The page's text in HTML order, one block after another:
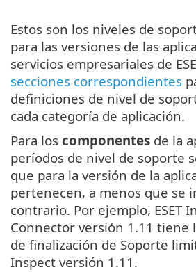
Estos son los niveles de
para las versiones de las
servicios empresariales de
secciones correspondientes
definiciones de nivel de
cada categoría de aplicación.
Para los componentes de la
períodos de nivel de soporte
que para la versión de la
pertenecen, a menos que se
contrario. Por ejemplo, ESET
Connector versión 1.11 tiene
de finalización de Soporte
Inspect versión 1.11.